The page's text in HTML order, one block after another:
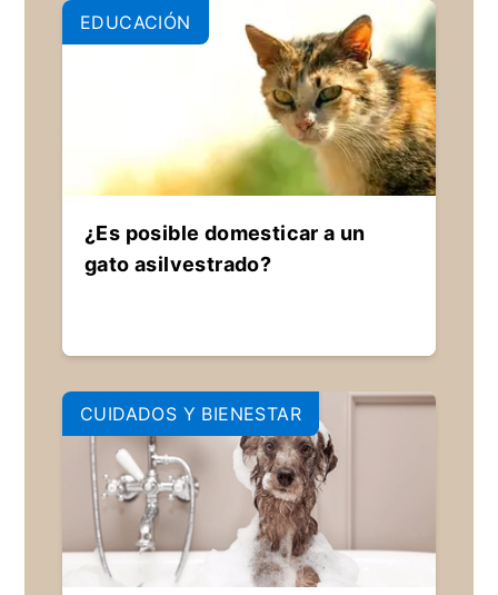
EDUCACIÓN
¿Es posible domesticar a un
gato asilvestrado?
CUIDADOS Y BIENESTAR